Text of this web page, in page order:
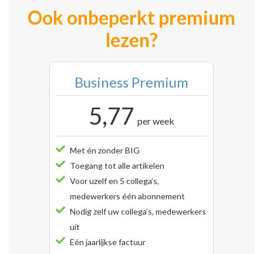
Ook onbeperkt premium
lezen?
Business Premium
5,77 per week
Met én zonder BIG
Toegang tot alle artikelen
Voor uzelf en 5 collega’s,
medewerkers één abonnement
Nodig zelf uw collega’s, medewerkers
uit
Eén jaarlijkse factuur